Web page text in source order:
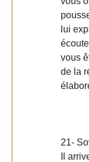
lui
vous
de la
21-
Il